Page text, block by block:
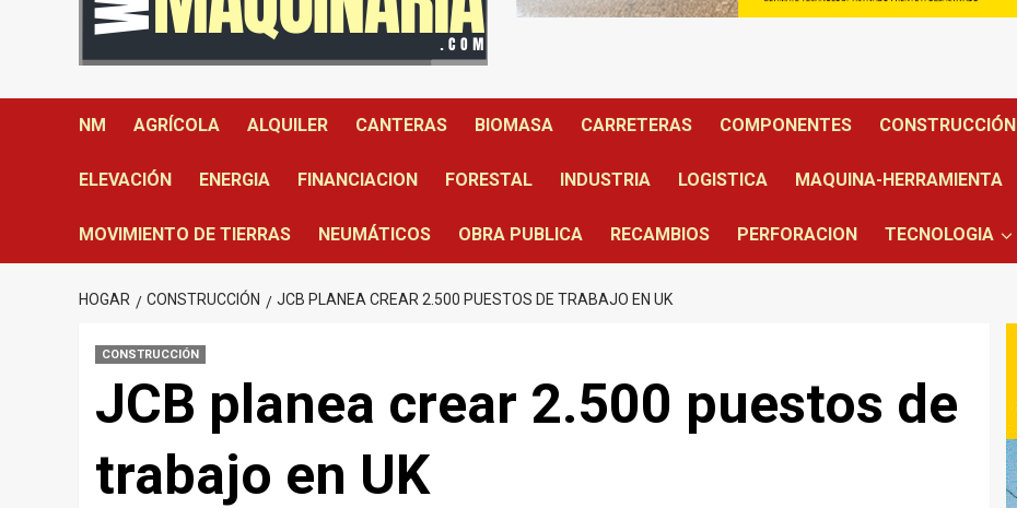
NM AGRÍCOLA ALQUILER CANTERAS BIOMASA CARRETERAS COMPONENTES CONSTRUCCIÓN
ELEVACIÓN ENERGIA FINANCIACION FORESTAL INDUSTRIA LOGISTICA MAQUINA-HERRAMIENTA
MOVIMIENTO DE TIERRAS NEUMÁTICOS OBRA PUBLICA RECAMBIOS PERFORACION TECNOLOGIA
HOGAR CONSTRUCCIÓN JCB PLANEA CREAR 2.500 PUESTOS DE TRABAJO EN UK
CONSTRUCCIÓN
JCB planea crear 2.500 puestos de
trabajo en UK